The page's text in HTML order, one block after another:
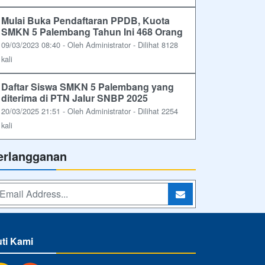
Mulai Buka Pendaftaran PPDB, Kuota
SMKN 5 Palembang Tahun Ini 468 Orang
09/03/2023 08:40 - Oleh Administrator - Dilihat 8128
kali
Daftar Siswa SMKN 5 Palembang yang
diterima di PTN Jalur SNBP 2025
20/03/2025 21:51 - Oleh Administrator - Dilihat 2254
kali
Kami